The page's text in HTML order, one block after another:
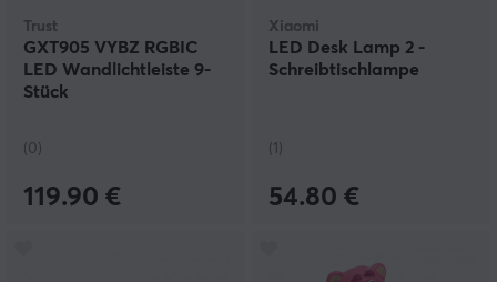
Trust
GXT905 VYBZ RGBIC
LED Wandlichtleiste 9-
Stück
(0)
119.90 €
Xiaomi
LED Desk Lamp 2 -
Schreibtischlampe
(1)
54.80 €